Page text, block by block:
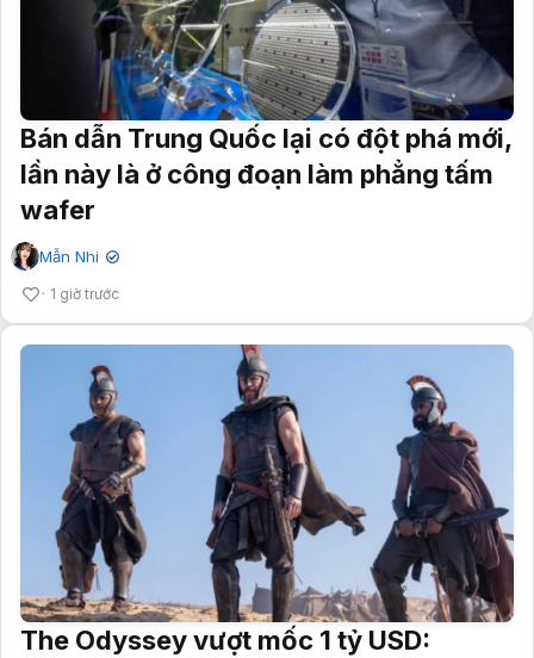
Bán dẫn Trung Quốc lại có đột phá mới,
lần này là ở công đoạn làm phẳng tấm
wafer
Mẫn Nhi ✔
1 giờ trước
The Odyssey vượt mốc 1 tỷ USD: